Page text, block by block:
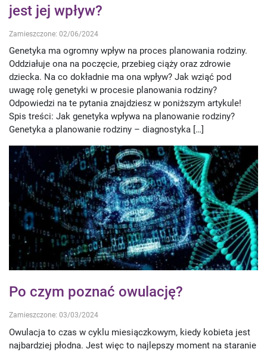
jest jej wpływ?
Zamieszczone: 02/06/2024
Genetyka ma ogromny wpływ na proces planowania rodziny.
Oddziałuje ona na poczęcie, przebieg ciąży oraz zdrowie
dziecka. Na co dokładnie ma ona wpływ? Jak wziąć pod
uwagę rolę genetyki w procesie planowania rodziny?
Odpowiedzi na te pytania znajdziesz w poniższym artykule!
Spis treści: Jak genetyka wpływa na planowanie rodziny?
Genetyka a planowanie rodziny – diagnostyka […]
Po czym poznać owulację?
Zamieszczone: 03/03/2024
Owulacja to czas w cyklu miesiączkowym, kiedy kobieta jest
najbardziej płodna. Jest więc to najlepszy moment na staranie